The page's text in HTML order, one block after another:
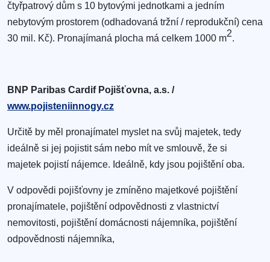
čtyřpatrový dům s 10 bytovými jednotkami a jedním
nebytovým prostorem (odhadovaná tržní / reprodukční) cena
30 mil. Kč). Pronajímaná plocha má celkem 1000 m2.
BNP Paribas Cardif Pojišťovna, a.s. /
www.pojisteniinnogy.cz
Určitě by měl pronajímatel myslet na svůj majetek, tedy
ideálně si jej pojistit sám nebo mít ve smlouvě, že si
majetek pojistí nájemce. Ideálně, kdy jsou pojištění oba.
V odpovědi pojišťovny je zmíněno majetkové pojištění
pronajímatele, pojištění odpovědnosti z vlastnictví
nemovitosti, pojištění domácnosti nájemníka, pojištění
odpovědnosti nájemníka,